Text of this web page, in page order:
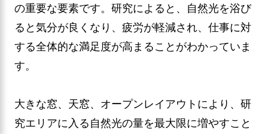
の重要な要素です。研究によると、自然光を浴び
ると気分が良くなり、疲労が軽減され、仕事に対
する全体的な満足度が高まることがわかっていま
す。
大きな窓、天窓、オープンレイアウトにより、研
究エリアに入る自然光の量を最大限に増やすこと